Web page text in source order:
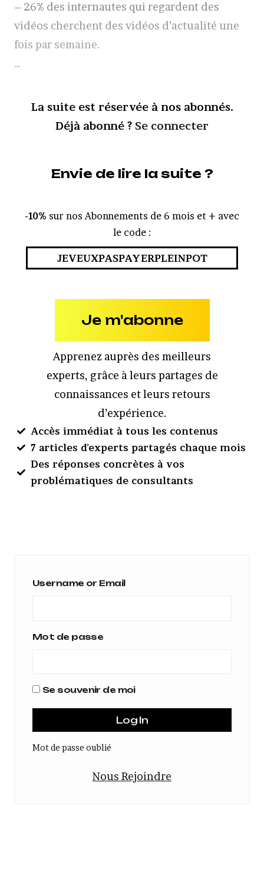
– 26% des internautes qui regardent des
vidéos cherchent des vidéos d’actualité une
fois par semaine.
…
La suite est réservée à nos abonnés.
Déjà abonné ? Se connecter
Envie de lire la suite ?
-10% sur nos Abonnements de 6 mois et + avec
le code :
JEVEUXPASPAYERPLEINPOT
Je m'abonne
Apprenez auprès des meilleurs
experts, grâce à leurs partages de
connaissances et leurs retours
d’expérience.
Accès immédiat à tous les contenus
7 articles d'experts partagés chaque mois
Des réponses concrètes à vos
problématiques de consultants
Username or Email
Mot de passe
Se souvenir de moi
Mot de passe oublié
Nous Rejoindre